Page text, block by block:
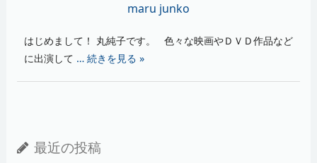
maru junko
はじめまして！ 丸純子です。 色々な映画やＤＶＤ作品など
に出演して … 続きを見る »
最近の投稿